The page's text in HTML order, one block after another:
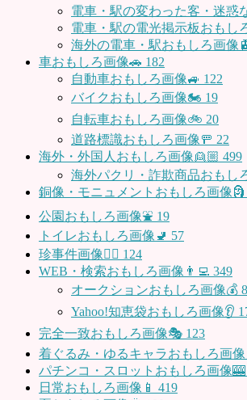
電車・駅の変わった客・迷惑
電車・駅の電光掲示板おもし
海外の電車・駅おもしろ画像
車おもしろ画像🚗 182
自動車おもしろ画像🚙 122
バイクおもしろ画像🏍 19
自転車おもしろ画像🚲 20
道路標識おもしろ画像🚥 22
海外・外国人おもしろ画像👱🏼 499
海外パクリ・詐欺商品おもし
銅像・モニュメントおもしろ画像🗿
公園おもしろ画像⛲️ 19
トイレおもしろ画像🚽 57
珍事件画像👮‍♂️ 124
WEB・検索おもしろ画像👨‍💻 349
オークションおもしろ画像💰 8
Yahoo!知恵袋おもしろ画像👂
完全一致おもしろ画像🎭 123
着ぐるみ・ゆるキャラおもしろ画像
パチンコ・スロットおもしろ画像🎰
日常おもしろ画像📱 419